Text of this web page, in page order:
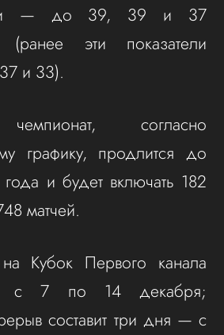
— до 39, 39 и 37
(ранее эти показатели
и 33).
согласно
графику, продлится до
и будет включать 182
матчей.
Кубок Первого канала
с 7 по 14 декабря;
составит три дня — с